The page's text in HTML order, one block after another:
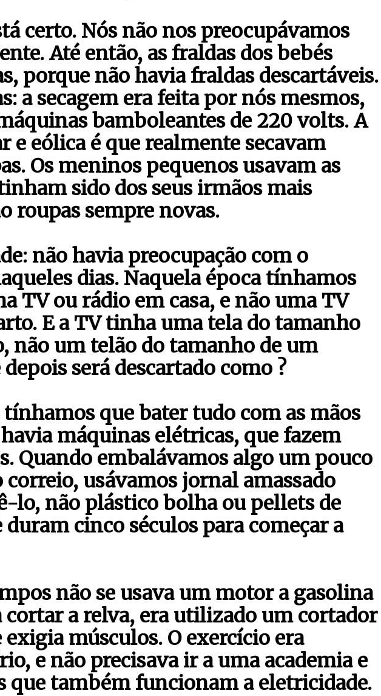
certo. Nós não nos preocupávamos
Até então, as fraldas dos bebés
porque não havia fraldas descartáveis.
a secagem era feita por nós mesmos,
bamboleantes de 220 volts. A
e eólica é que realmente secavam
Os meninos pequenos usavam as
sido dos seus irmãos mais
roupas sempre novas.
não havia preocupação com o
dias. Naquela época tínhamos
TV ou rádio em casa, e não uma TV
E a TV tinha uma tela do tamanho
não um telão do tamanho de um
será descartado como ?
que bater tudo com as mãos
máquinas elétricas, que fazem
Quando embalávamos algo um pouco
usávamos jornal amassado
lo, não plástico bolha ou pellets de
cinco séculos para começar a
não se usava um motor a gasolina
cortar a relva, era utilizado um cortador
exigia músculos. O exercício era
e não precisava ir a uma academia e
que também funcionam a eletricidade.